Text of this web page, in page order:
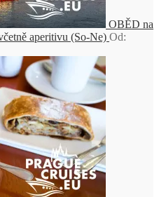
OBĚD na
aperitivu (So-Ne) Od: